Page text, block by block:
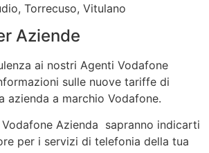
Torrecuso, Vitulano
Aziende
ai nostri Agenti Vodafone
sulle nuove tariffe di
azienda a marchio Vodafone.
Azienda sapranno indicarti
per i servizi di telefonia della tua